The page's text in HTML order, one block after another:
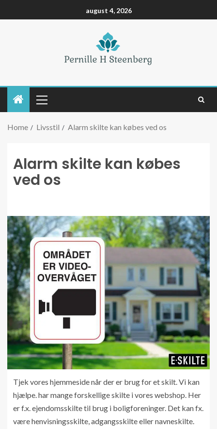
august 4, 2026
Home Livsstil Alarm skilte kan købes ved os
Alarm skilte kan købes
ved os
Tjek vores hjemmeside når der er brug for et skilt. Vi kan
hjælpe. har mange forskellige skilte i vores webshop. Her
er f.x. ejendomsskilte til brug i boligforeninger. Det kan fx.
være henvisningsskilte, adgangsskilte eller navneskilte.